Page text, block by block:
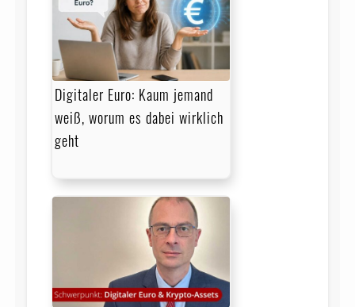
Digitaler Euro: Kaum jemand
weiß, worum es dabei wirklich
geht